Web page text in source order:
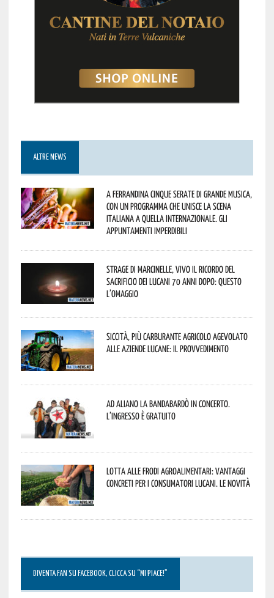
ALTRE NEWS
A Ferrandina cinque serate di grande musica,
con un programma che unisce la scena
italiana a quella internazionale. Gli
appuntamenti imperdibili
Strage di Marcinelle, vivo il ricordo del
sacrificio dei lucani 70 anni dopo: questo
l’omaggio
Siccità, più carburante agricolo agevolato
alle aziende lucane: il provvedimento
Ad Aliano la Bandabardò in concerto.
L’ingresso è gratuito
Lotta alle frodi agroalimentari: vantaggi
concreti per i consumatori lucani. Le novità
DIVENTA FAN SU FACEBOOK, CLICCA SU “MI PIACE!”